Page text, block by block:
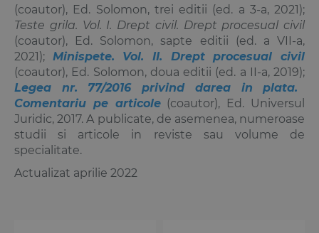
(coautor), Ed. Solomon, trei editii (ed. a 3-a, 2021);
Teste grila. Vol. I. Drept civil. Drept procesual civil
(coautor), Ed. Solomon, sapte editii (ed. a VII-a,
2021); Minispete. Vol. II. Drept procesual civil
(coautor), Ed. Solomon, doua editii (ed. a II-a, 2019);
Legea nr. 77/2016 privind darea in plata.
Comentariu pe articole (coautor), Ed. Universul
Juridic, 2017. A publicate, de asemenea, numeroase
studii si articole in reviste sau volume de
specialitate.
Actualizat aprilie 2022